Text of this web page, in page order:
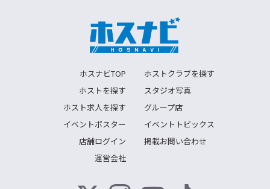
ホスナビTOP
ホストクラブを探す
ホストを探す
スタジオ写真
ホスト求人を探す
グループ店
イベントポスター
イベントトピックス
店舗ログイン
掲載お問い合わせ
運営会社